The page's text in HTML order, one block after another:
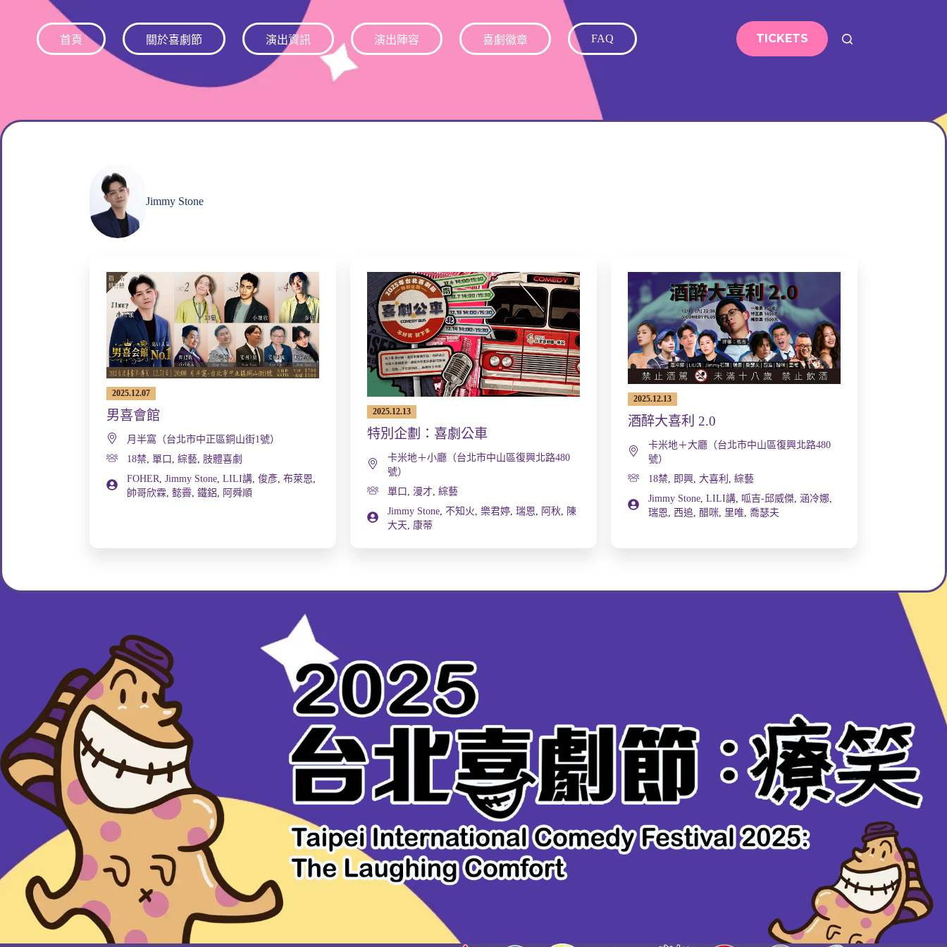
首頁 關於喜劇節 演出資訊 演出陣容 喜劇徽章 FAQ TICKETS
Jimmy Stone
2025.12.07
男喜會館
月半窩（台北市中正區銅山街1號）
18禁,單口 ,綜藝, 肢體喜劇
FOHER,Jimmy Stone,LILI講,俊彥,布萊恩,
帥哥欣霖,懿霽,鐵鋁, 阿舜順
2025.12.13
特別企劃：喜劇公車
卡米地＋小廳（台北市中山區復興北路480
號）
單口 ,漫才,綜藝
Jimmy Stone,不知火,樂君婷,瑞恩, 阿秋, 陳
大天, 康蒂
2025.12.13
酒醉大喜利 2.0
卡米地＋大廳（台北市中山區復興北路480
號）
18禁, 即興, 大喜利
綜藝
Jimmy Stone, LILI講, 呱吉-邱威傑, 涵冷娜,
瑞恩 西追 醋咪, 里唯 喬瑟夫